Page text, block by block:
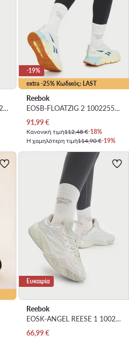
EOSK-ANGEL REESE 1 100256997 · Μπασκετικά Παπούτσια
extra -25% Κωδικός: LAST
-19%
Reebok
EOSB-FLOATZIG 2 100225506 · Παπούτσια για Τρέξιμο
Τρέχουσα τιμή
91,99€
Κανονική τιμή112,48 €-18%
Η χαμηλότερη τιμή114,90 €-19%
Ευκαιρία
Reebok
EOSK-ANGEL REESE 1 100244236 · Μπασκετικά Παπούτσια
Τρέχουσα τιμή
66,99€